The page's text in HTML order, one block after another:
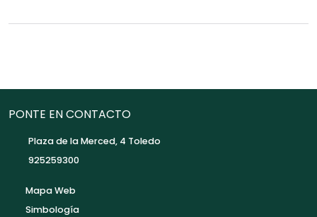
PONTE EN CONTACTO
Plaza de la Merced, 4 Toledo
925259300
Mapa Web
Simbología